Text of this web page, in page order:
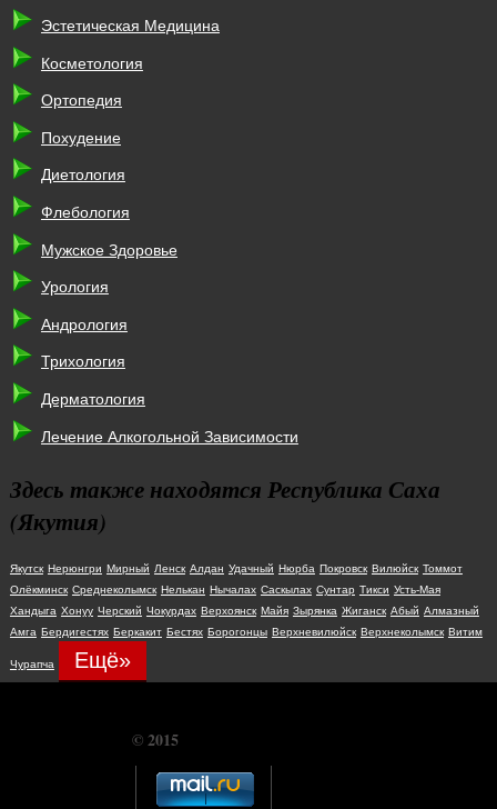
Эстетическая Медицина
Косметология
Ортопедия
Похудение
Диетология
Флебология
Мужское Здоровье
Урология
Андрология
Трихология
Дерматология
Лечение Алкогольной Зависимости
Здесь также находятся Республика Саха
(Якутия)
Якутск Нерюнгри Мирный Ленск Алдан Удачный Нюрба Покровск Вилюйск Томмот
Олёкминск Среднеколымск Нелькан Нычалах Саскылах Сунтар Тикси Усть-Мая
Хандыга Хонуу Черский Чокурдах Верхоянск Майя Зырянка Жиганск Абый Алмазный
Амга Бердигестях Беркакит Бестях Борогонцы Верхневилюйск Верхнеколымск Витим
Чурапча Ещё»
© 2015